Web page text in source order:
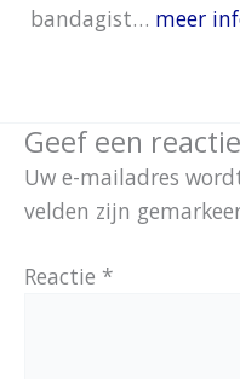
bandagist… meer
Geef een reactie
Uw e-mailadres
velden zijn
Reactie *